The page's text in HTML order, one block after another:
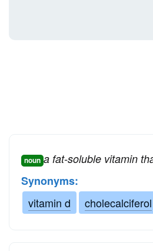
noun a fat-soluble vitamin
Synonyms:
vitamin d
cholecalciferol